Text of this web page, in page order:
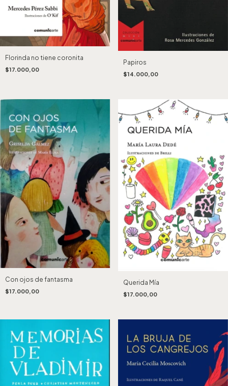
Florinda no tiene coronita
$17.000,00
Papiros
$14.000,00
Con ojos de fantasma
$17.000,00
Querida Mía
$17.000,00